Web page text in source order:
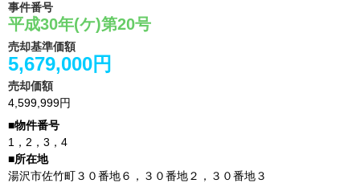
事件番号
平成30年(ケ)第20号
売却基準価額
5,679,000円
売却価額
4,599,999円
1，2，3，4
湯沢市佐竹町３０番地６，３０番地２，３０番地３